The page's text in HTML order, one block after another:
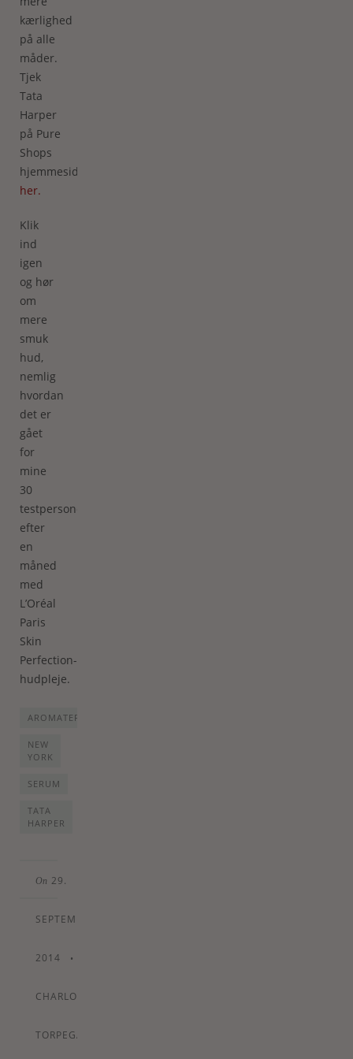
kærlighed
på alle
måder.
Tjek
Tata
Harper
på Pure
Shops
hjemmeside
her.
Klik
ind
igen
og hør
om
mere
smuk
hud,
nemlig
hvordan
det er
gået
for
mine
30
testpersoner
efter
en
måned
med
L’Oréal
Paris
Skin
Perfection-
hudpleje.
AROMATERAPI
NEW
YORK
SERUM
TATA
HARPER
On 29.
SEPTEMBER
2014 •
CHARLOTTE
TORPEGAARD